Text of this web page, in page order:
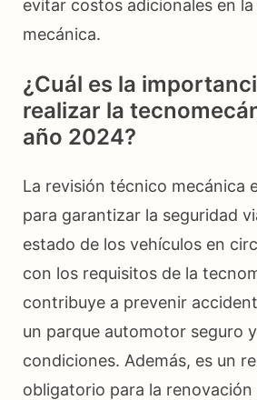
evitar costos adicionales en
mecánica.
¿Cuál es la
realizar la
año 2024?
La revisión técnico mecánica
para garantizar la seguridad
estado de los vehículos en
con los requisitos de la
contribuye a prevenir
un parque automotor seguro
condiciones. Además, es un
obligatorio para la renovación